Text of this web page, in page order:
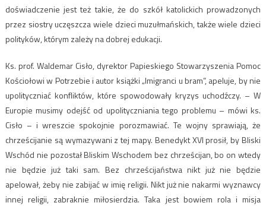
doświadczenie jest też takie, że do szkół katolickich prowadzonych
przez siostry uczęszcza wiele dzieci muzułmańskich, także wiele dzieci
polityków, którym zależy na dobrej edukacji.
Ks. prof. Waldemar Cisło, dyrektor Papieskiego Stowarzyszenia Pomoc
Kościołowi w Potrzebie i autor książki „Imigranci u bram”, apeluje, by nie
upolityczniać konfliktów, które spowodowały kryzys uchodźczy. – W
Europie musimy odejść od upolityczniania tego problemu – mówi ks.
Cisło – i wreszcie spokojnie porozmawiać. Te wojny sprawiają, że
chrześcijanie są wymazywani z tej mapy. Benedykt XVI prosił, by Bliski
Wschód nie pozostał Bliskim Wschodem bez chrześcijan, bo on wtedy
nie będzie już taki sam. Bez chrześcijaństwa nikt już nie będzie
apelował, żeby nie zabijać w imię religii. Nikt już nie nakarmi wyznawcy
innej religii, zabraknie miłosierdzia. Taka jest bowiem rola i misja